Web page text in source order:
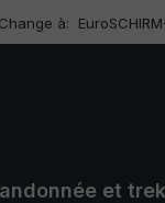
Change à:
et